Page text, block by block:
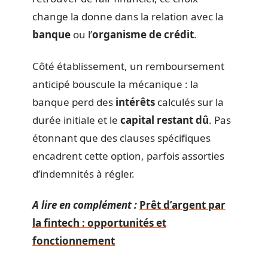
change la donne dans la relation avec la
banque ou l’organisme de crédit.
Côté établissement, un remboursement
anticipé bouscule la mécanique : la
banque perd des intérêts calculés sur la
durée initiale et le capital restant dû. Pas
étonnant que des clauses spécifiques
encadrent cette option, parfois assorties
d’indemnités à régler.
A lire en complément : Prêt d’argent par
la fintech : opportunités et
fonctionnement